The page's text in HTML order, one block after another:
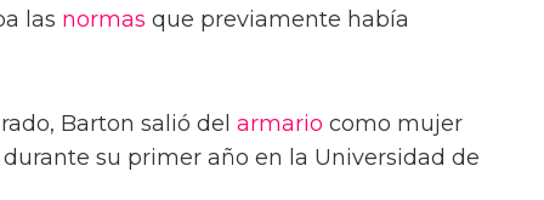
las normas que previamente había
Barton salió del armario como mujer
su primer año en la Universidad de